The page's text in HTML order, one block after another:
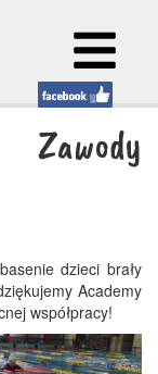
dzieci brały
Academy
współpracy!